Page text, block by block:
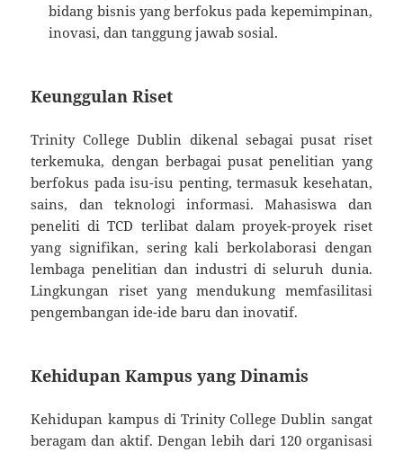
bidang bisnis yang berfokus pada kepemimpinan,
inovasi, dan tanggung jawab sosial.
Keunggulan Riset
Trinity College Dublin dikenal sebagai pusat riset
terkemuka, dengan berbagai pusat penelitian yang
berfokus pada isu-isu penting, termasuk kesehatan,
sains, dan teknologi informasi. Mahasiswa dan
peneliti di TCD terlibat dalam proyek-proyek riset
yang signifikan, sering kali berkolaborasi dengan
lembaga penelitian dan industri di seluruh dunia.
Lingkungan riset yang mendukung memfasilitasi
pengembangan ide-ide baru dan inovatif.
Kehidupan Kampus yang Dinamis
Kehidupan kampus di Trinity College Dublin sangat
beragam dan aktif. Dengan lebih dari 120 organisasi